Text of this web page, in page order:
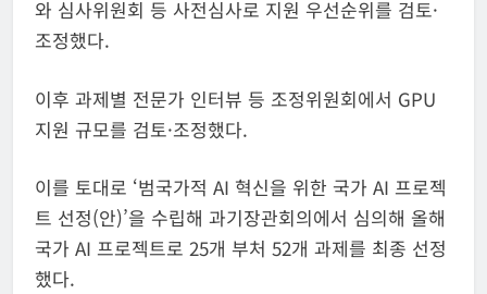
와 심사위원회 등 사전심사로 지원 우선순위를 검토·
조정했다.
이후 과제별 전문가 인터뷰 등 조정위원회에서 GPU
지원 규모를 검토·조정했다.
이를 토대로 ‘범국가적 AI 혁신을 위한 국가 AI 프로젝
트 선정(안)’을 수립해 과기장관회의에서 심의해 올해
국가 AI 프로젝트로 25개 부처 52개 과제를 최종 선정
했다.